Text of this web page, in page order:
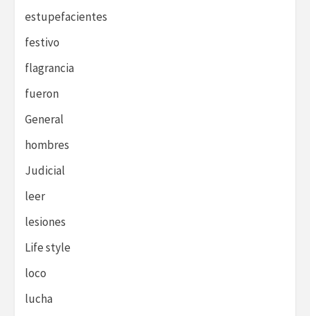
estupefacientes
festivo
flagrancia
fueron
General
hombres
Judicial
leer
lesiones
Life style
loco
lucha